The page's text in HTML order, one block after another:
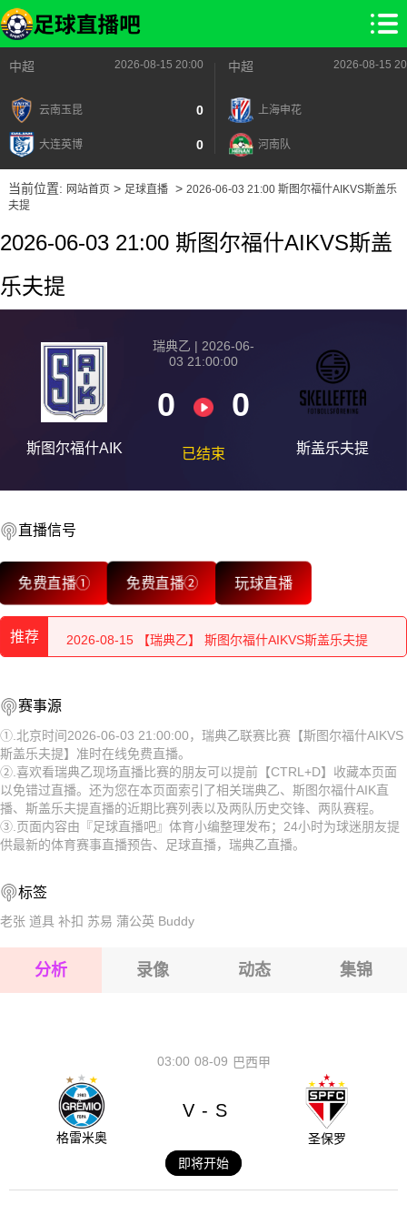
中超 2026-08-15 20:00
云南玉昆 0
大连英博 0
中超 2026-08-15
上海申花
河南队
当前位置: 网站首页> 足球直播> 2026-06-03 21:00 斯图尔福什AIKVS斯盖乐
夫提
2026-06-03 21:00 斯图尔福什AIKVS斯盖
乐夫提
斯图尔福什AIK
瑞典乙 | 2026-06-
03 21:00:00
0 0
已结束 斯盖乐夫提
直播信号
免费直播① 免费直播② 玩球直播
推荐
2026-08-15 【瑞典乙】 斯图尔福什AIKVS斯盖乐夫提
2026-08-15 【瑞典乙】 斯图尔福什AIKVS斯盖乐夫提
2026-08-15 【瑞典乙】 斯图尔福什AIKVS斯盖乐夫提
2026-08-15 【瑞典乙】 斯图尔福什AIKVS斯盖乐夫提
2026-08-15 【瑞典乙】 斯图尔福什AIKVS斯盖乐夫提
2026-08-15 【瑞典乙】 斯图尔福什AIKVS斯盖乐夫提
2026-08-15 【瑞典乙】 斯图尔福什AIKVS斯盖乐夫提
2026-08-15 【瑞典乙】 斯图尔福什AIKVS斯盖乐夫提
2026-08-15 【瑞典乙】 斯图尔福什AIKVS斯盖乐夫提
2026-08-15 【瑞典乙】 斯图尔福什AIKVS斯盖乐夫提
赛事源
①.北京时间2026-06-03 21:00:00，瑞典乙联赛比赛【斯图尔福什AIKVS
斯盖乐夫提】准时在线免费直播。
②.喜欢看瑞典乙现场直播比赛的朋友可以提前【CTRL+D】收藏本页面
以免错过直播。还为您在本页面索引了相关瑞典乙、斯图尔福什AIK直
播、斯盖乐夫提直播的近期比赛列表以及两队历史交锋、两队赛程。
③.页面内容由『足球直播吧』体育小编整理发布；24小时为球迷朋友提
供最新的体育赛事直播预告、足球直播，瑞典乙直播。
标签
老张 道具 补扣 苏易 蒲公英 Buddy
分析 录像 动态 集锦
08-09
03:00 巴西甲
格雷米奥
V - S
圣保罗
即将开始